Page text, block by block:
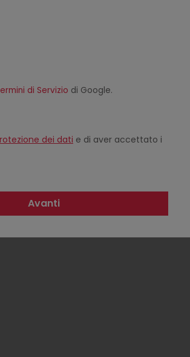
di Servizio di Google.
dei dati e di aver accettato i
Avanti